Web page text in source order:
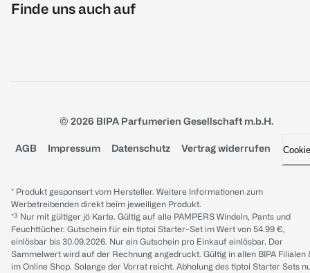
Finde uns auch auf
© 2026 BIPA Parfumerien Gesellschaft m.b.H.
AGB Impressum Datenschutz Vertrag widerrufen
* Produkt gesponsert vom Hersteller. Weitere Informationen zum
Werbetreibenden direkt beim jeweiligen Produkt.
*³ Nur mit gültiger jö Karte. Gültig auf alle PAMPERS Windeln, Pants und
Feuchttücher. Gutschein für ein tiptoi Starter-Set im Wert von 54.99 €,
einlösbar bis 30.09.2026. Nur ein Gutschein pro Einkauf einlösbar. Der
Sammelwert wird auf der Rechnung angedruckt. Gültig in allen BIPA Filialen
im Online Shop. Solange der Vorrat reicht. Abholung des tiptoi Starter Sets